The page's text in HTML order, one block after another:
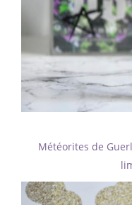
Météorites de